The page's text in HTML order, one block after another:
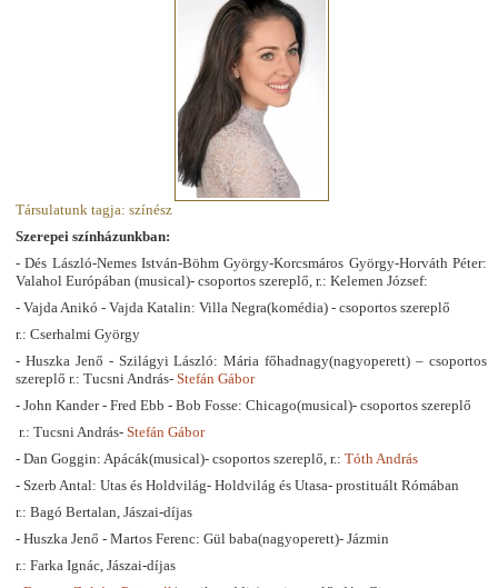
Társulatunk tagja: színész
Szerepei színházunkban:
- Dés László-Nemes István-Böhm György-Korcsmáros György-Horváth Péter:
Valahol Európában (musical)- csoportos szereplő, r.: Kelemen József:
- Vajda Anikó - Vajda Katalin: Villa Negra(komédia) - csoportos szereplő
r.: Cserhalmi György
- Huszka Jenő - Szilágyi László: Mária főhadnagy(nagyoperett) – csoportos
szereplő r.: Tucsni András- Stefán Gábor
- John Kander - Fred Ebb - Bob Fosse: Chicago(musical)- csoportos szereplő
r.: Tucsni András- Stefán Gábor
- Dan Goggin: Apácák(musical)- csoportos szereplő, r.: Tóth András
- Szerb Antal: Utas és Holdvilág- Holdvilág és Utasa- prostituált Rómában
r.: Bagó Bertalan, Jászai-díjas
- Huszka Jenő - Martos Ferenc: Gül baba(nagyoperett)- Jázmin
r.: Farka Ignác, Jászai-díjas